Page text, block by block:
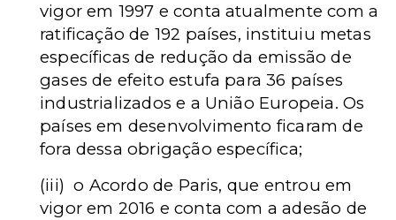
vigor em 1997 e conta atualmente com a
ratificação de 192 países, instituiu metas
específicas de redução da emissão de
gases de efeito estufa para 36 países
industrializados e a União Europeia. Os
países em desenvolvimento ficaram de
fora dessa obrigação específica;
(iii) o Acordo de Paris, que entrou em
vigor em 2016 e conta com a adesão de